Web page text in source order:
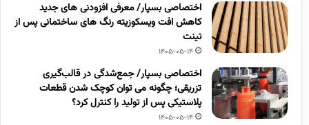
اختصاصی بسپار/ معرفی افزودنی های جدید
کاهش افت ویسکوزیته رنگ های ساختمانی پس از
تینت
1405-05-14
اختصاصی بسپار/ جمع‌شدگی در قالب‌گیری
تزریقی؛ چگونه می توان کوچک شدن قطعات
پلاستیکی پس از تولید را کنترل کرد؟
1405-05-14